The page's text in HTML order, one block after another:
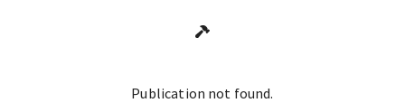
Publication not found.